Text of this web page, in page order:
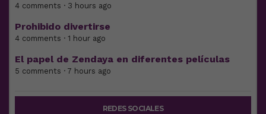
4 comments · 3 hours ago
Prohibido divertirse
4 comments · 1 hour ago
El papel de Zendaya en diferentes películas
5 comments · 7 hours ago
REDES SOCIALES